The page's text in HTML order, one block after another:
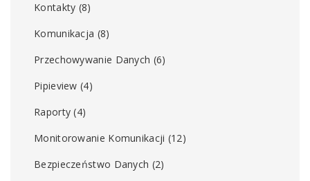
Kontakty (8)
Komunikacja (8)
Przechowywanie Danych (6)
Pipieview (4)
Raporty (4)
Monitorowanie Komunikacji (12)
Bezpieczeństwo Danych (2)